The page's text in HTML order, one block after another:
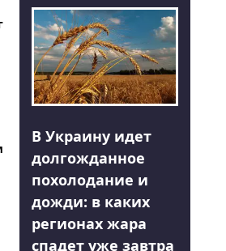
В Украину идет
долгожданное
похолодание и
дожди: в каких
регионах жара
спадет уже завтра